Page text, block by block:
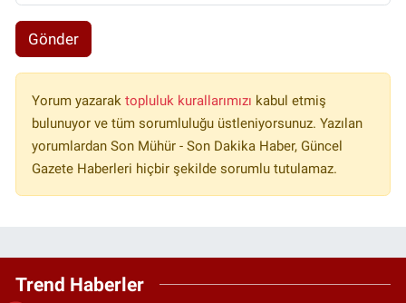
Gönder
Yorum yazarak topluluk kurallarımızı kabul etmiş
bulunuyor ve tüm sorumluluğu üstleniyorsunuz. Yazılan
yorumlardan Son Mühür - Son Dakika Haber, Güncel
Gazete Haberleri hiçbir şekilde sorumlu tutulamaz.
Trend Haberler